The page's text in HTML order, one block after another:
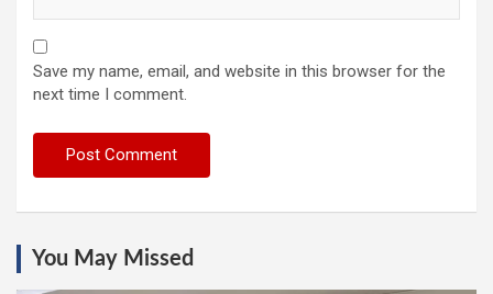
Save my name, email, and website in this browser for the
next time I comment.
You May Missed